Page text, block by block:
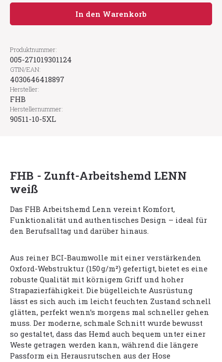
In den Warenkorb
Produktnummer:
005-271019301124
GTIN/EAN:
4030646418897
Hersteller:
FHB
Herstellernummer:
90511-10-5XL
FHB - Zunft-Arbeitshemd LENN
weiß
Das FHB Arbeitshemd Lenn vereint Komfort,
Funktionalität und authentisches Design – ideal für
den Berufsalltag und darüber hinaus.
Aus reiner BCI-Baumwolle mit einer verstärkenden
Oxford-Webstruktur (150 g/m²) gefertigt, bietet es eine
robuste Qualität mit körnigem Griff und hoher
Strapazierfähigkeit. Die bügelleichte Ausrüstung
lässt es sich auch im leicht feuchten Zustand schnell
glätten, perfekt wenn’s morgens mal schneller gehen
muss. Der moderne, schmale Schnitt wurde bewusst
so gestaltet, dass das Hemd auch bequem unter einer
Weste getragen werden kann, während die längere
Passform ein Herausrutschen aus der Hose